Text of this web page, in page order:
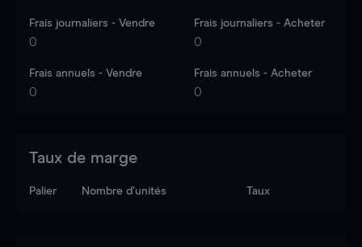
Frais journaliers - Vendre
0
Frais journaliers - Acheter
0
Frais annuels - Vendre
0
Frais annuels - Acheter
0
Taux de marge
Palier Nombre d’unités Taux